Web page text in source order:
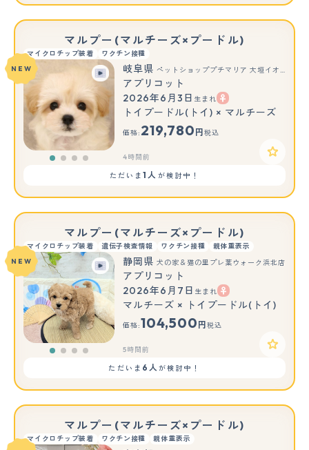
マルプー(マルチーズ×プードル)
マイクロチップ装着
ワクチン接種
NEW
岐阜県 ペットショッププチマリア 大垣イオンモール店
アプリコット
2026年6月3日 生まれ
トイプードル(トイ) × マルチーズ
価格: 219,780 円 税込
4時間前
ただいま1人 が検討中！
マルプー(マルチーズ×プードル)
マイクロチップ装着 遺伝子検査情報 ワクチン接種
親体重表示
NEW
静岡県 犬の家＆猫の里プレ葉ウォーク浜北店
アプリコット
2026年6月7日 生まれ
マルチーズ × トイプードル(トイ)
価格:104,500 円 税込
5時間前
ただいま 6人が検討中！
マルプー(マルチーズ×プードル)
マイクロチップ装着 ワクチン接種
親体重表示